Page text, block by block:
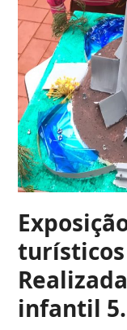
turísticos
infantil 5.